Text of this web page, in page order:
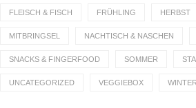
FLEISCH & FISCH FRÜHLING HERBST
MITBRINGSEL NACHTISCH & NASCHEN
SNACKS & FINGERFOOD SOMMER
UNCATEGORIZED VEGGIEBOX WINTER